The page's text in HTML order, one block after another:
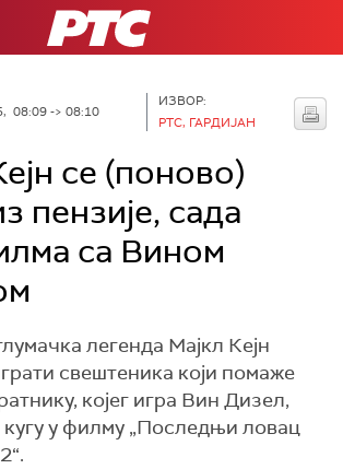
РТС
08:09 -> 08:10
ИЗВОР:
РТС, ГАРДИЈАН
се (поново)
пензије, сада
са Вином
легенда Мајкл Кејн
свештеника који помаже
којег игра Вин Дизел,
кугу у филму „Последњи ловац